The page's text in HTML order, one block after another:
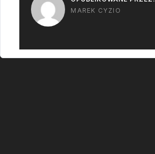
MAREK CYZIO